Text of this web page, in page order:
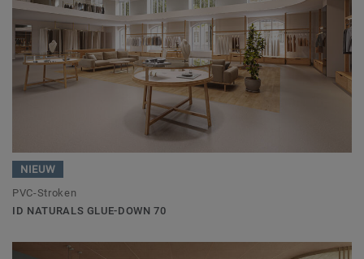
NIEUW
PVC-Stroken
ID NATURALS GLUE-DOWN 70